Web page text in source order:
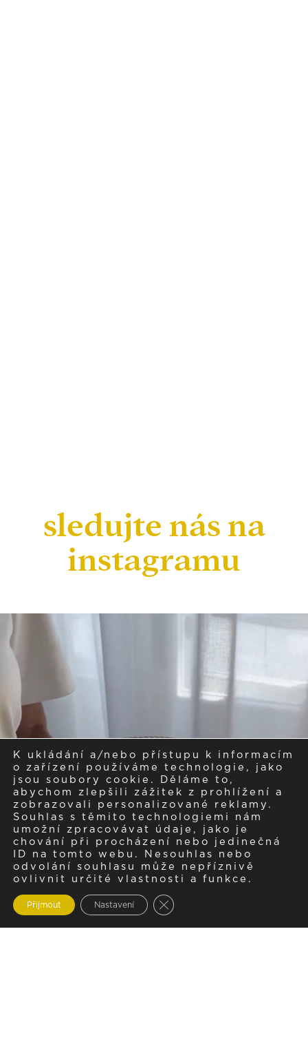
sledujte nás na
instagramu
K ukládání a/nebo přístupu k informacím
o zařízení používáme technologie, jako
jsou soubory cookie. Děláme to,
abychom zlepšili zážitek z prohlížení a
zobrazovali personalizované reklamy.
Souhlas s těmito technologiemi nám
umožní zpracovávat údaje, jako je
chování při procházení nebo jedinečná
ID na tomto webu. Nesouhlas nebo
odvolání souhlasu může nepříznivě
ovlivnit určité vlastnosti a funkce.
Přijmout Nastavení Zavřít cookie lištu GDPR